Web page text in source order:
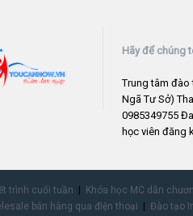
Hãy để chúng
Trung tâm đào
Ngã Tư Sở)
0985349755
học viên đăng
trình cuối tuần Khóa học MC dẫn
bán hàng qua điện thoại Đào tạo